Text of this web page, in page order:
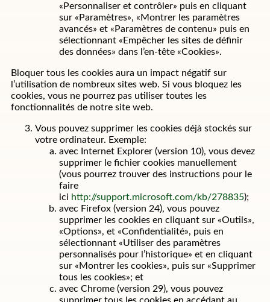
«Personnaliser et contrôler» puis en cliquant
sur «Paramètres», «Montrer les paramètres
avancés» et «Paramètres de contenu» puis en
sélectionnant «Empêcher les sites de définir
des données» dans l’en-tête «Cookies».
Bloquer tous les cookies aura un impact négatif sur
l’utilisation de nombreux sites web. Si vous bloquez les
cookies, vous ne pourrez pas utiliser toutes les
fonctionnalités de notre site web.
Vous pouvez supprimer les cookies déjà stockés sur
votre ordinateur. Exemple:
avec Internet Explorer (version 10), vous devez
supprimer le fichier cookies manuellement
(vous pourrez trouver des instructions pour le
faire
ici http://support.microsoft.com/kb/278835);
avec Firefox (version 24), vous pouvez
supprimer les cookies en cliquant sur «Outils»,
«Options», et «Confidentialité», puis en
sélectionnant «Utiliser des paramètres
personnalisés pour l’historique» et en cliquant
sur «Montrer les cookies», puis sur «Supprimer
tous les cookies»; et
avec Chrome (version 29), vous pouvez
supprimer tous les cookies en accédant au